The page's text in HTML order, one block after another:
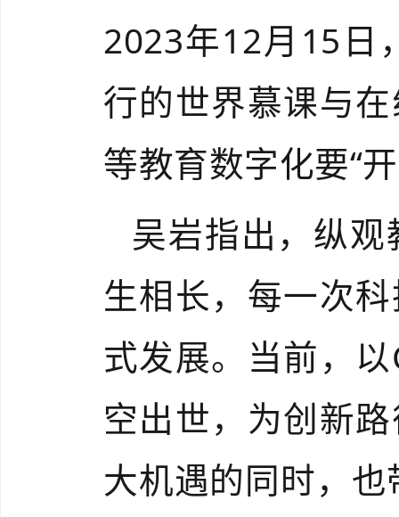
2023年12月15日
行的世界慕课与
等教育数字化要“
吴岩指出，纵
生相长，每一次
式发展。当前，
空出世，为创新
大机遇的同时，